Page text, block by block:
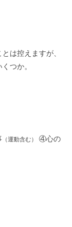
は控えますが、
つか。
（運動含む） ④心の